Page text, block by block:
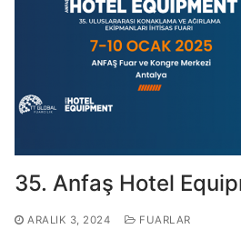
35. Anfaş Hotel
ARALIK 3, 2024 FUARLAR